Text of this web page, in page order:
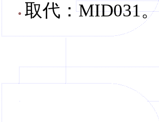
取代：MID031。